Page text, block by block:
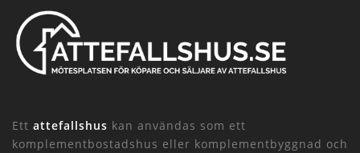
Ett attefallshus kan användas som ett
komplementbostadshus eller komplementbyggnad och